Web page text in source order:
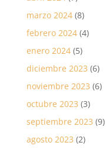
marzo 2024(8)
febrero 2024(4)
enero 2024(5)
diciembre 2023 (6)
noviembre 2023 (6)
octubre 2023 (3)
septiembre 2023 (9)
agosto 2023 (2)